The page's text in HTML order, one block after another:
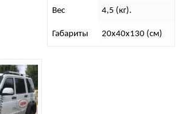
Вес 4,5 (кг).
Габариты 20х40х130 (см)